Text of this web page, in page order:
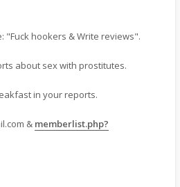
"Fuck hookers & Write reviews".
about sex with prostitutes.
in your reports.
& memberlist.php?